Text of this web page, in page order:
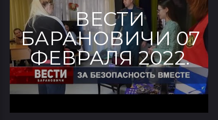
ВЕСТИ
БАРАНОВИЧИ 07
ФЕВРАЛЯ 2022.